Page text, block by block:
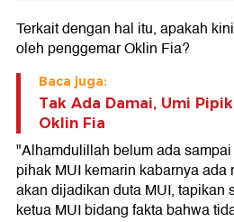
Terkait dengan hal itu, apakah
oleh penggemar Oklin Fia?
Baca juga:
Tak Ada Damai, Umi
Oklin Fia
"Alhamdulillah belum ada
pihak MUI kemarin kabarnya ada
akan dijadikan duta MUI, tapikan
ketua MUI bidang fakta bahwa